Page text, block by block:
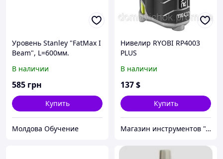
Уровень Stanley "FatMax I
Beam", L=600мм.
В наличии
585 грн
Купить
Молдова Обучение
Нивелир RYOBI RP4003
PLUS
В наличии
137$
Купить
Магазин инструментов "Домовичок"